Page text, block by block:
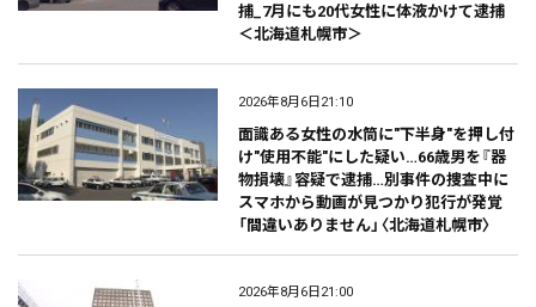
捕_7月にも20代女性に体液かけて逮捕
＜北海道札幌市＞
2026年8月6日21:10
面識ある女性の水筒に"下半身"を押し付
け"使用不能"にした疑い…66歳男を『器
物損壊』容疑で逮捕…別事件の捜査中に
スマホから動画が見つかり犯行が発覚
「間違いありません」〈北海道札幌市〉
2026年8月6日21:00